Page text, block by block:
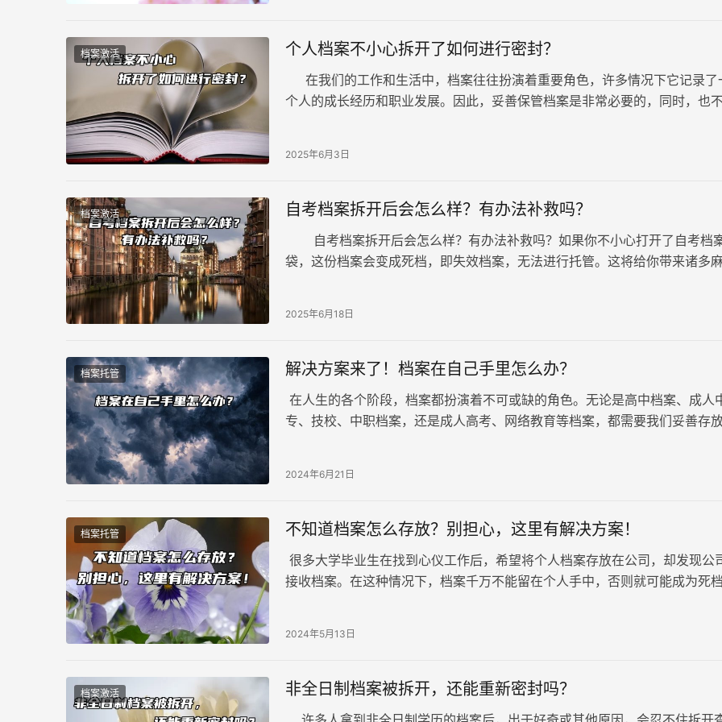
档案激活 个人档案不小心拆开了如何进行密封？
在我们的工作和生活中，档案往往扮演着重要角色，许多情况下它记录了
个人的成长经历和职业发展。因此，妥善保管档案是非常必要的，同时，也
2025年6月3日
档案激活 自考档案拆开后会怎么样？有办法补救吗？
自考档案拆开后会怎么样？有办法补救吗？如果你不小心打开了自考档
袋，这份档案会变成死档，即失效档案，无法进行托管。这将给你带来诸多
2025年6月18日
档案托管 解决方案来了！档案在自己手里怎么办？
在人生的各个阶段，档案都扮演着不可或缺的角色。无论是高中档案、成人
专、技校、中职档案，还是成人高考、网络教育等档案，都需要我们妥善存
2024年6月21日
档案托管 不知道档案怎么存放？别担心，这里有解决方案！
很多大学毕业生在找到心仪工作后，希望将个人档案存放在公司，却发现公
接收档案。在这种情况下，档案千万不能留在个人手中，否则就可能成为死
2024年5月13日
档案激活 非全日制档案被拆开，还能重新密封吗？